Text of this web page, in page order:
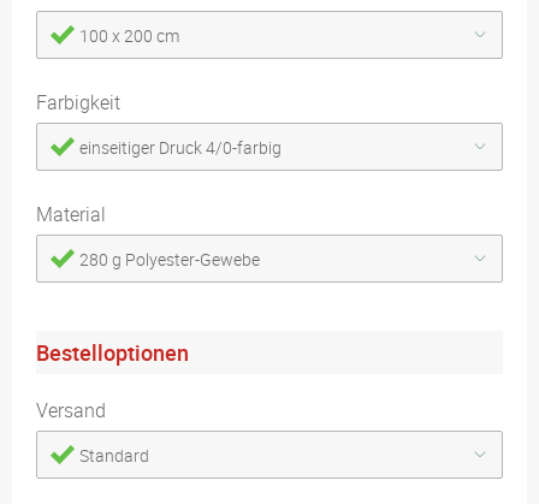
100 x 200 cm
Farbigkeit
einseitiger Druck 4/0-farbig
Material
280 g Polyester-Gewebe
Bestelloptionen
Versand
Standard